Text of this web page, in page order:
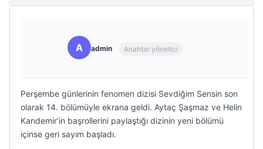
A admin Anahtar yönetici
Perşembe günlerinin fenomen dizisi Sevdiğim Sensin son
olarak 14. bölümüyle ekrana geldi. Aytaç Şaşmaz ve Helin
Kandemir’in başrollerini paylaştığı dizinin yeni bölümü
içinse geri sayım başladı.